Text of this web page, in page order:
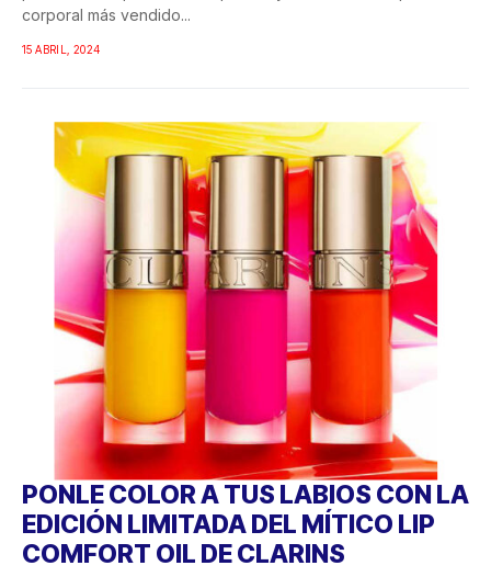
corporal más vendido...
15 ABRIL, 2024
PONLE COLOR A TUS LABIOS CON LA
EDICIÓN LIMITADA DEL MÍTICO LIP
COMFORT OIL DE CLARINS